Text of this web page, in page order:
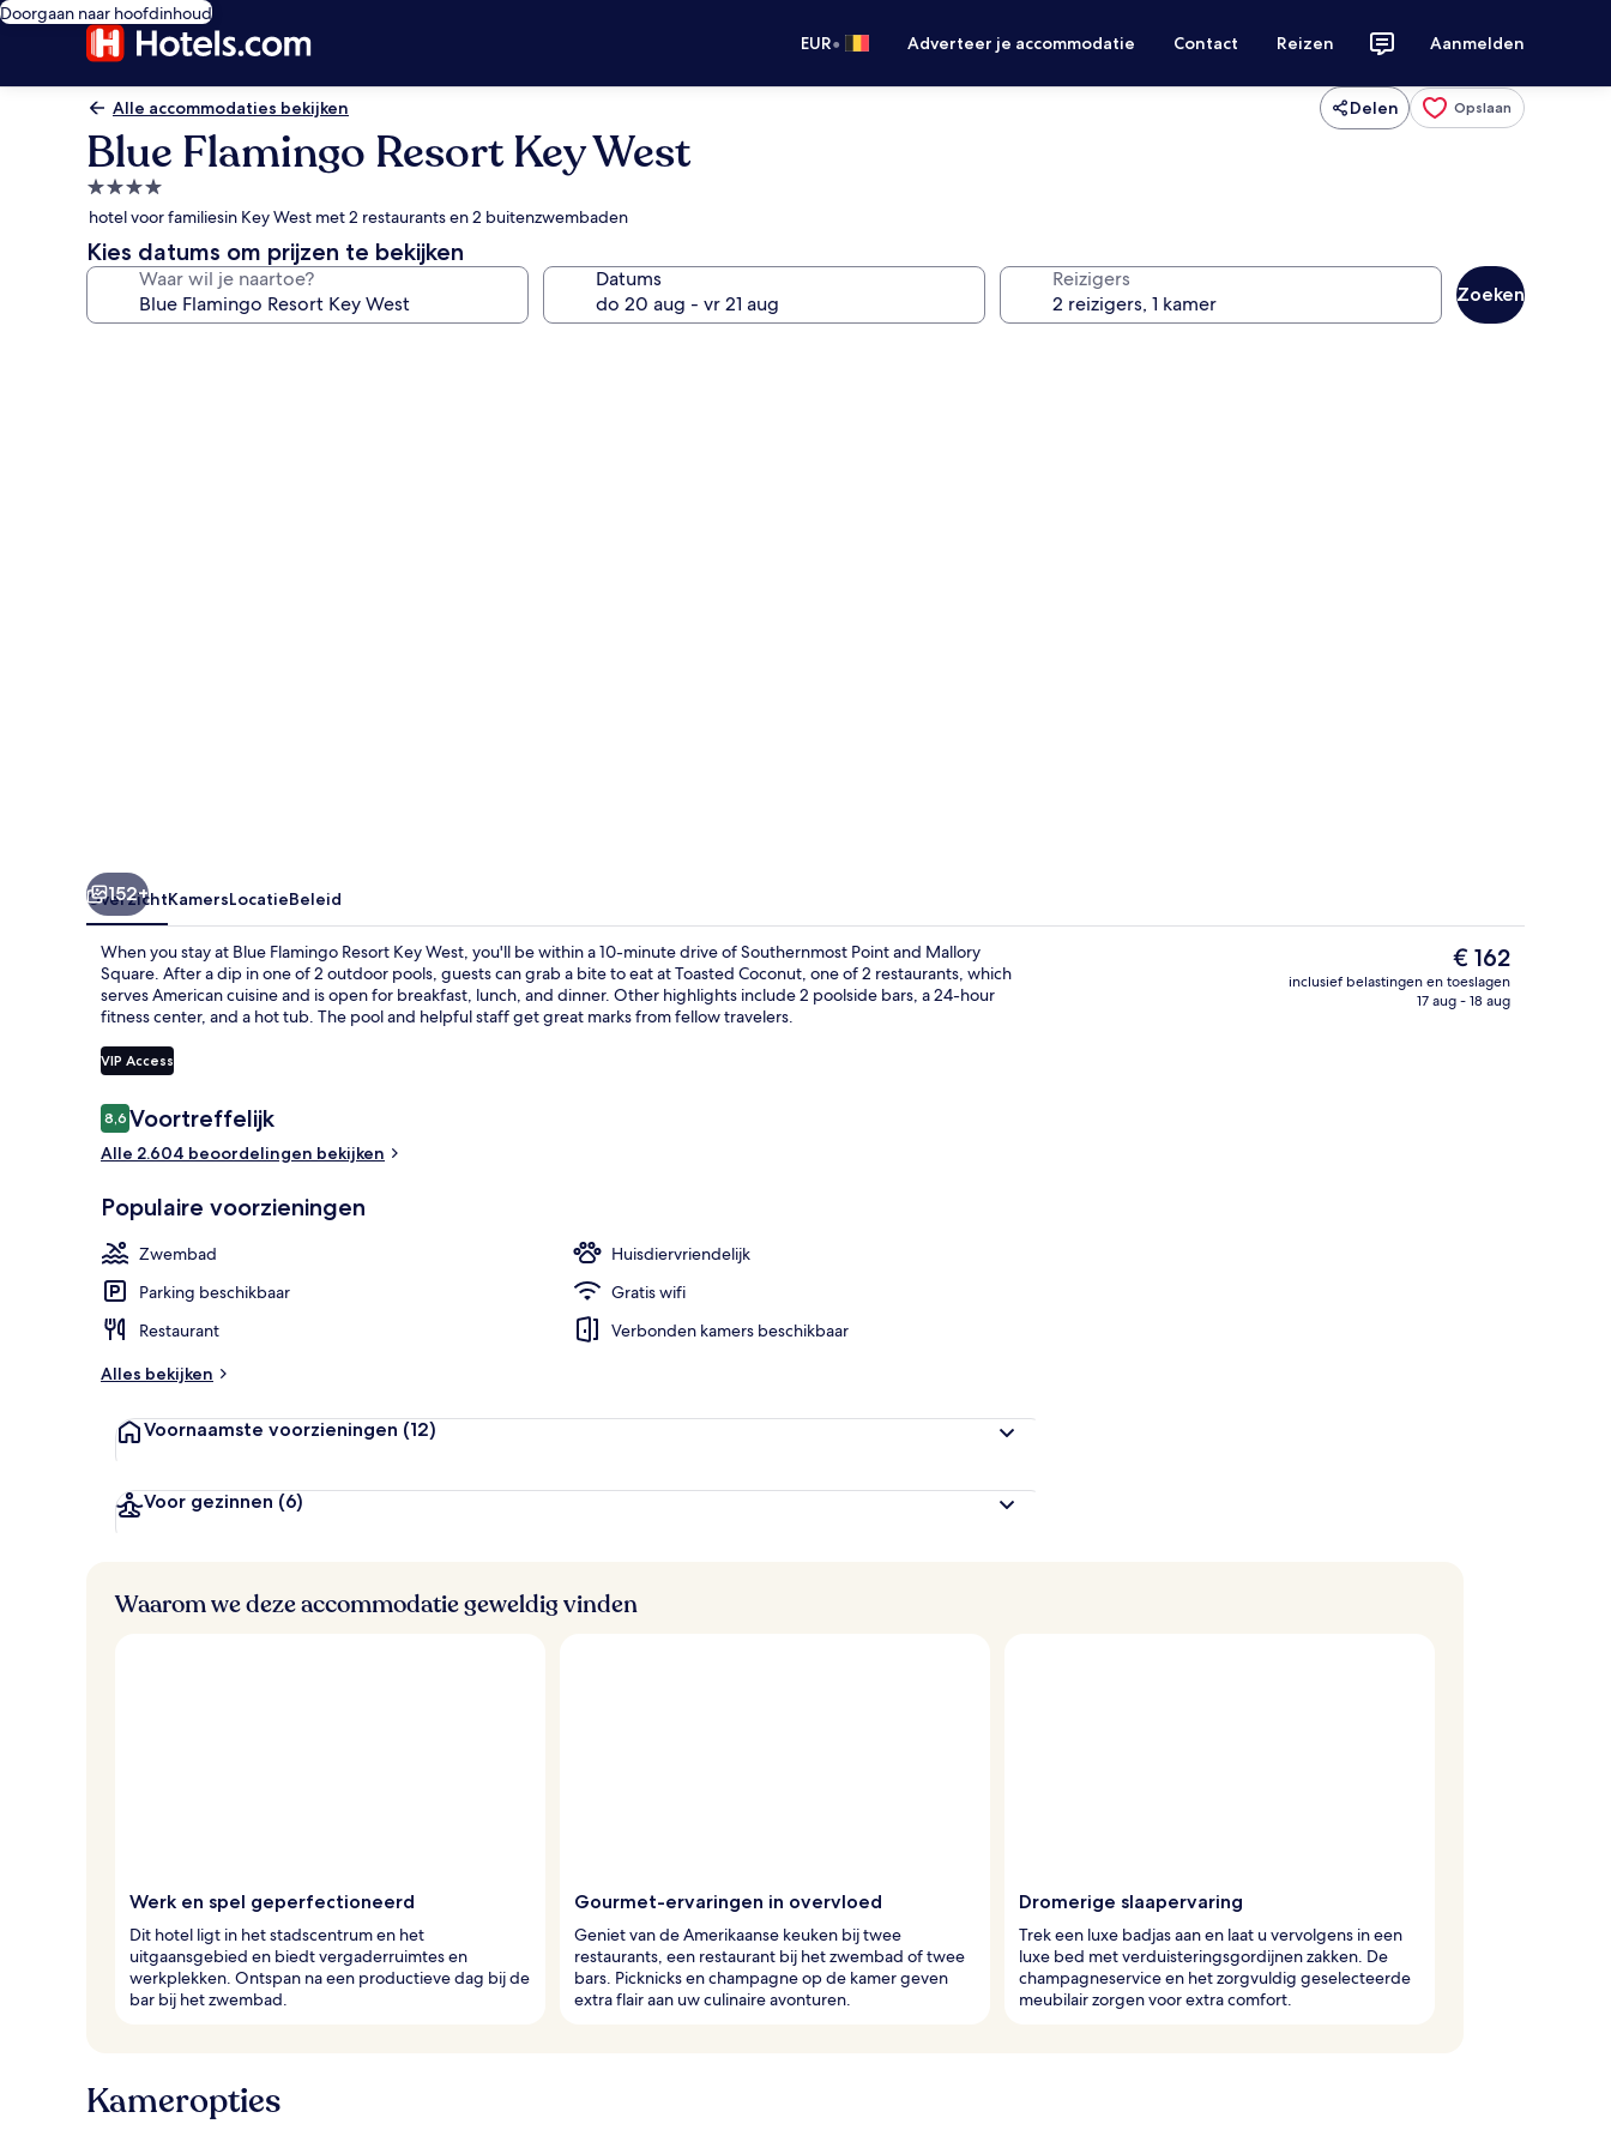
Doorgaan naar hoofdinhoud
EUR• Adverteer je accommodatie Contact Reizen Aanmelden
Alle accommodaties bekijken Delen Opslaan
Blue Flamingo Resort Key West
4.0-
sterrenaccommodatie
hotel voor familiesin Key West met 2 restaurants en 2 buitenzwembaden
Kies datums om prijzen te bekijken
Waar wil je naartoe? Datums Reizigers
Zoeken
Zitruimte lobby
152+
OverzichtKamersLocatieBeleid
When you stay at Blue Flamingo Resort Key West, you'll be within a 10-minute drive of Southernmost Point and Mallory
Square. After a dip in one of 2 outdoor pools, guests can grab a bite to eat at Toasted Coconut, one of 2 restaurants, which
serves American cuisine and is open for breakfast, lunch, and dinner. Other highlights include 2 poolside bars, a 24-hour
fitness center, and a hot tub. The pool and helpful staff get great marks from fellow travelers.
VIP Access
Beoordelingen
8,68,6 op 10 –
Voortreffelijk
Alle 2.604 beoordelingen bekijken
Populaire voorzieningen
Zwembad
Huisdiervriendelijk
Parking beschikbaar
Gratis wifi
Restaurant
Verbonden kamers beschikbaar
Alles bekijken
Voornaamste voorzieningen (12)
Voor gezinnen (6)
De
huidige
prijs
€ 162
inclusief belastingen en toeslagen
17 aug - 18 aug
Waarom we deze accommodatie geweldig vinden
Werk en spel geperfectioneerd
Dit hotel ligt in het stadscentrum en het
uitgaansgebied en biedt vergaderruimtes en
werkplekken. Ontspan na een productieve dag bij de
bar bij het zwembad.
Gourmet-ervaringen in overvloed
Geniet van de Amerikaanse keuken bij twee
restaurants, een restaurant bij het zwembad of twee
bars. Picknicks en champagne op de kamer geven
extra flair aan uw culinaire avonturen.
Dromerige slaapervaring
Trek een luxe badjas aan en laat u vervolgens in een
luxe bed met verduisteringsgordijnen zakken. De
champagneservice en het zorgvuldig geselecteerde
meubilair zorgen voor extra comfort.
Kameropties